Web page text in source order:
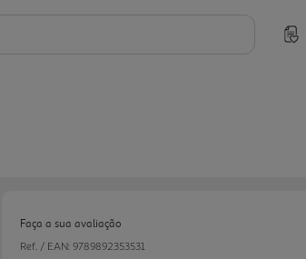
Faça a sua avaliação
Ref. / EAN: 9789892353531